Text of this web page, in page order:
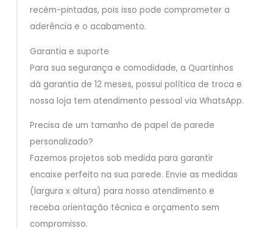
recém-pintadas, pois isso pode comprometer a
aderência e o acabamento.
Garantia e suporte
Para sua segurança e comodidade, a Quartinhos
dá garantia de 12 meses, possui política de troca e
nossa loja tem atendimento pessoal via WhatsApp.
Precisa de um tamanho de papel de parede
personalizado?
Fazemos projetos sob medida para garantir
encaixe perfeito na sua parede. Envie as medidas
(largura x altura) para nosso atendimento e
receba orientação técnica e orçamento sem
compromisso.